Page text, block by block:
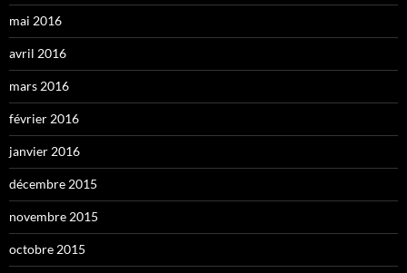
mai 2016
avril 2016
mars 2016
février 2016
janvier 2016
décembre 2015
novembre 2015
octobre 2015